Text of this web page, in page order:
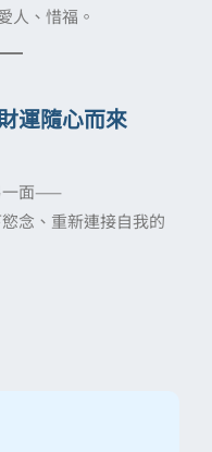
人、惜福。
運隨心而來
一面——
念、重新連接自我的